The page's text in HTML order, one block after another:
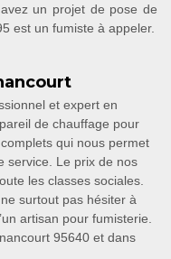
un projet de pose de
est un fumiste à appeler.
et expert en
de chauffage pour
qui nous permet
service. Le prix de nos
les classes sociales.
surtout pas hésiter à
artisan pour fumisterie.
95640 et dans